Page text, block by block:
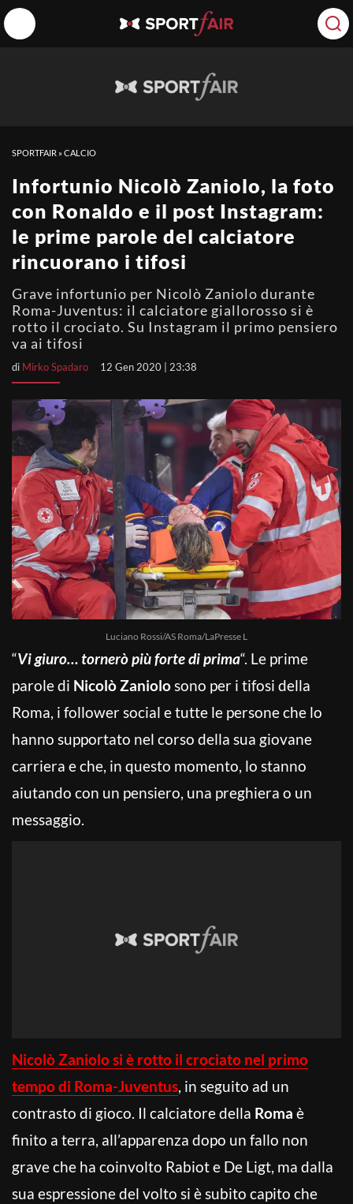
SPORTFAIR »CALCIO
Infortunio Nicolò Zaniolo, la foto
con Ronaldo e il post Instagram:
le prime parole del calciatore
rincuorano i tifosi
Grave infortunio per Nicolò Zaniolo durante
Roma-Juventus: il calciatore giallorosso si è
rotto il crociato. Su Instagram il primo pensiero
va ai tifosi
di Mirko Spadaro 12 Gen 2020 | 23:38
Luciano Rossi/AS Roma/LaPresse L
“Vi giuro… tornerò più forte di prima“. Le prime
parole di Nicolò Zaniolosono per i tifosi della
Roma, i follower social e tutte le persone che lo
hanno supportato nel corso della sua giovane
carriera e che, in questo momento, lo stanno
aiutando con un pensiero, una preghiera o un
messaggio.
Nicolò Zaniolo si è rotto il crociato nel primo
tempo di Roma-Juventus, in seguito ad un
contrasto di gioco. Il calciatore della Roma è
finito a terra, all’apparenza dopo un fallo non
grave che ha coinvolto Rabiot e De Ligt, ma dalla
sua espressione del volto si è subito capito che